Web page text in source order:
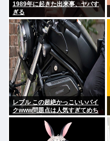
1989年に起きた出来事、ヤバす
ぎる
レブル この超絶かっこいいバイ
クwww問題点は人気すぎてめち
ゃくちゃ乗ってるやついるwww